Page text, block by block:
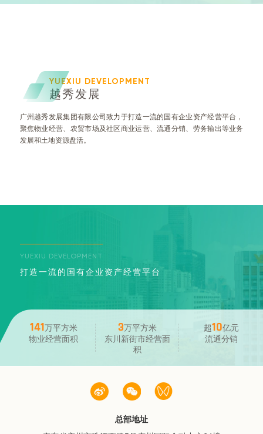
YUEXIU DEVELOPMENT
越秀发展
广州越秀发展集团有限公司致力于打造一流的国有企业资产经营平台，
聚焦物业经营、农贸市场及社区商业运营、流通分销、劳务输出等业务
发展和土地资源盘活。
YUEXIU DEVELOPMENT
打造一流的国有企业资产经营平台
141万平方米
物业经营面积
3万平方米
东川新街市经营面
积
超10亿元
流通分销
总部地址